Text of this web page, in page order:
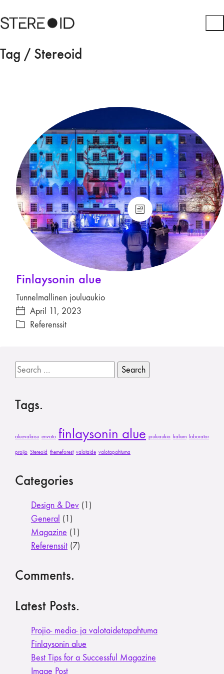
Tag / Stereoid
Finlaysonin alue
Tunnelmallinen jouluaukio
April 11, 2023
Referenssit
Search
for:
Tags.
aluevalaisu envato finlaysonin alue jouluaukio kalium laborator
projio Stereoid themeforest valotaide valotapahtuma
Categories
Design & Dev (1)
General (1)
Magazine (1)
Referenssit (7)
Comments.
Latest Posts.
Projio- media- ja valotaide­tapahtuma
Finlaysonin alue
Best Tips for a Successful Magazine
Image Post